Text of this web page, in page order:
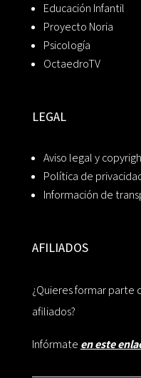
Educación Infantil
Proyecto Noria
Psicología
OctaedroTV
LEGAL
Aviso legal y
Política de
Información de
AFILIADOS
¿Quieres formar parte
afiliados?
Infórmate en este